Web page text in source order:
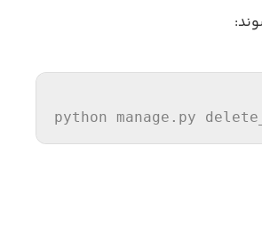
python manage.py